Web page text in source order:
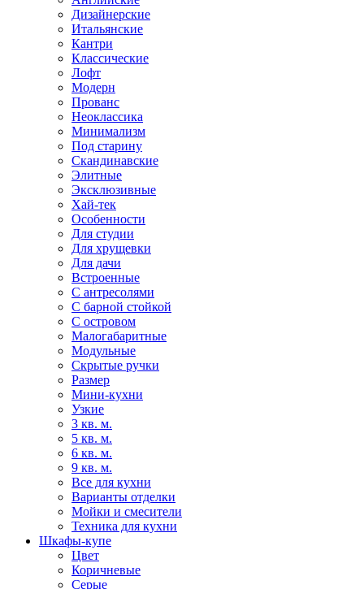
Дизайнерские
Итальянские
Кантри
Классические
Лофт
Модерн
Прованс
Неоклассика
Минимализм
Под старину
Скандинавские
Элитные
Эксклюзивные
Хай-тек
Особенности
Для студии
Для хрущевки
Для дачи
Встроенные
С антресолями
С барной стойкой
С островом
Малогабаритные
Модульные
Скрытые ручки
Размер
Мини-кухни
Узкие
3 кв. м.
5 кв. м.
6 кв. м.
9 кв. м.
Все для кухни
Варианты отделки
Мойки и смесители
Техника для кухни
Шкафы-купе
Цвет
Коричневые
Серые